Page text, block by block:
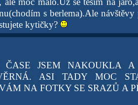
s berlema).Ale
kytičky?
ČASE JSEM NAKOUKLA
ASI TADY MOC
NA FOTKY SE SRAZŮ A